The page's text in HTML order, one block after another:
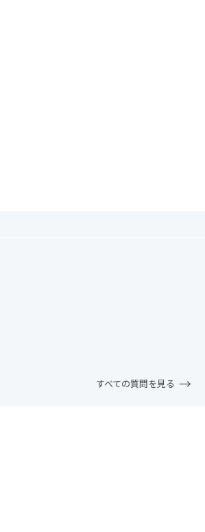
すべての質問を見る